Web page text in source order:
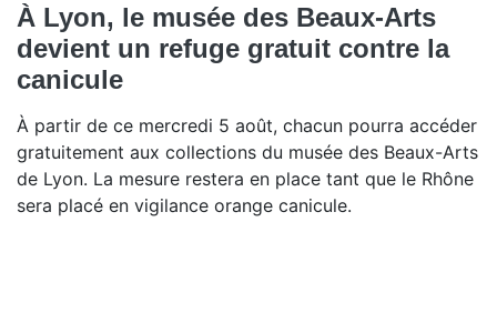
À Lyon, le musée des Beaux-Arts
devient un refuge gratuit contre la
canicule
À partir de ce mercredi 5 août, chacun pourra accéder
gratuitement aux collections du musée des Beaux-Arts
de Lyon. La mesure restera en place tant que le Rhône
sera placé en vigilance orange canicule.